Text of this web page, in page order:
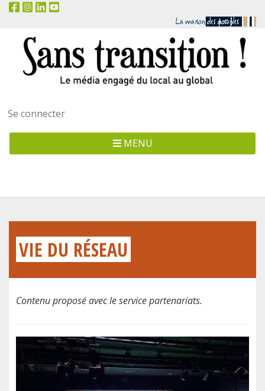
Menu
utilisateur
Se connecter
MENU
VIE DU RÉSEAU
Contenu proposé avec le service partenariats.